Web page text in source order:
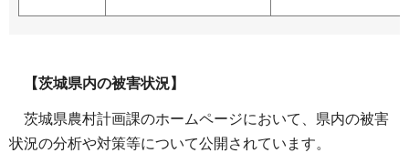
【茨城県内の被害状況】
茨城県農村計画課のホームページにおいて、県内の被害
状況の分析や対策等について公開されています。